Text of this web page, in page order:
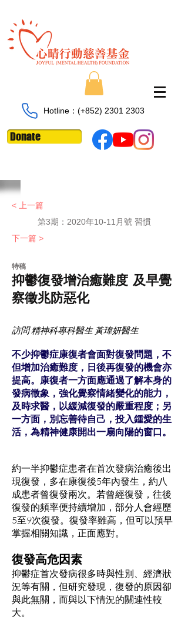
Hotline：​​(+852) 2301 2303
Donate
< 上一篇
第3期：2020年10-11月號 習慣
下一篇 >
​特稿
抑鬱復發增治癒難度 及早覺
察徵兆防惡化
訪問 精神科專科醫生 黃瑋妍醫生
不少抑鬱症康復者會面對復發問題，不
但增加治癒難度，日後再復發的機會亦
提高。康復者一方面應通過了解本身的
發病徵象，強化覺察情緒變化的能力，
及時求醫，以緩減復發的嚴重程度；另
一方面，別忘善待自己，投入鍾愛的生
活，為精神健康開出一扇向陽的窗口。
約一半抑鬱症患者在首次發病治癒後出
現復發，多在康復後5年內發生，約八
成患者曾復發兩次。若曾經復發，往後
復發的頻率便持續增加，部分人會經歷
5至9次復發。復發率雖高，但可以預早
掌握相關知識，正面應對。
復發高危因素
抑鬱症首次發病很多時與性別、經濟狀
況等有關，但研究發現，復發的原因卻
與此無關，而與以下情況的關連性較
大。